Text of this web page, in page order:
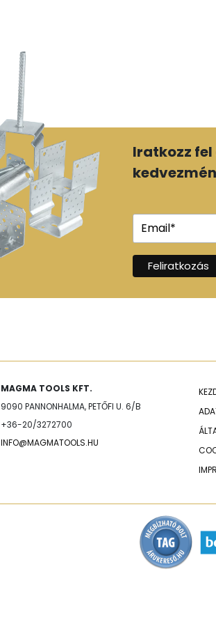
Iratkozz
MAGMA TOOLS KFT.
9090 PANNONHALMA, PETŐFI U. 6/B
+36-20/3272700
INFO@MAGMATOOLS.HU